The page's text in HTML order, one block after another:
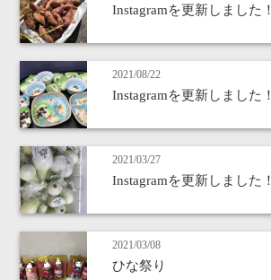
Instagramを更新しました！
2021/08/22
Instagramを更新しました！
2021/03/27
Instagramを更新しました！
2021/03/08
ひな祭り